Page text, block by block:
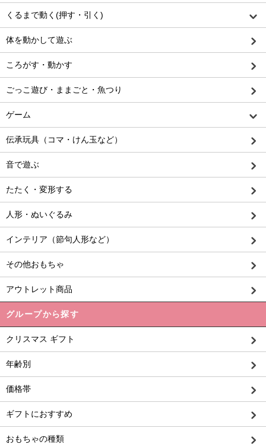
くるまで動く(押す・引く)
体を動かして遊ぶ
ころがす・動かす
ごっこ遊び・ままごと・魚つり
ゲーム
伝承玩具（コマ・けん玉など）
音で遊ぶ
たたく・変形する
人形・ぬいぐるみ
インテリア（節句人形など）
その他おもちゃ
アウトレット商品
グループから探す
クリスマス ギフト
年齢別
価格帯
ギフトにおすすめ
おもちゃの種類